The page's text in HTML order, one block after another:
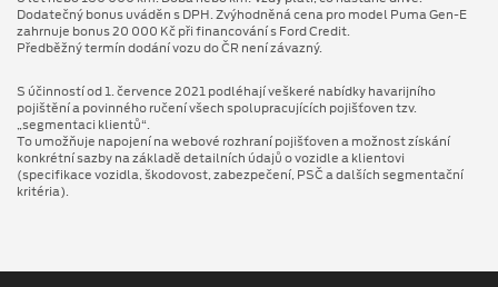
Dodatečný bonus uváděn s DPH. Zvýhodněná cena pro model Puma Gen⁠-⁠E
zahrnuje bonus 20 000 Kč při financování s Ford Credit.
Předběžný termín dodání vozu do ČR není závazný.
S účinností od 1. července 2021 podléhají veškeré nabídky havarijního
pojištění a povinného ručení všech spolupracujících pojišťoven tzv.
„segmentaci klientů“.
To umožňuje napojení na webové rozhraní pojišťoven a možnost získání
konkrétní sazby na základě detailních údajů o vozidle a klientovi
(specifikace vozidla, škodovost, zabezpečení, PSČ a dalších segmentační
kritéria).